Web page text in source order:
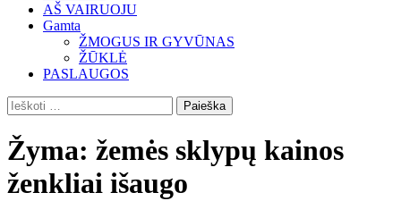
AŠ VAIRUOJU
Gamta
ŽMOGUS IR GYVŪNAS
ŽŪKLĖ
PASLAUGOS
Ieškoti:
Žyma: žemės sklypų kainos
ženkliai išaugo